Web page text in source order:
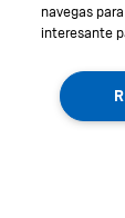
navegas
interesante